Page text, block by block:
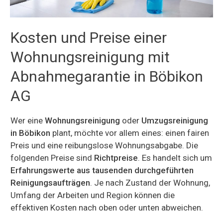
Kosten und Preise einer
Wohnungsreinigung mit
Abnahmegarantie in Böbikon
AG
Wer eine Wohnungsreinigung oder Umzugsreinigung
in Böbikon plant, möchte vor allem eines: einen fairen
Preis und eine reibungslose Wohnungsabgabe. Die
folgenden Preise sind Richtpreise. Es handelt sich um
Erfahrungswerte aus tausenden durchgeführten
Reinigungsaufträgen. Je nach Zustand der Wohnung,
Umfang der Arbeiten und Region können die
effektiven Kosten nach oben oder unten abweichen.